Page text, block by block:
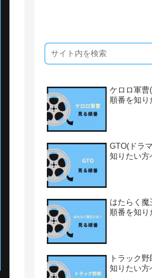
ケロロ軍曹
順番を知り
GTO(ドラ
知りたい方
はたらく魔
順番を知り
トラック
知りたい方